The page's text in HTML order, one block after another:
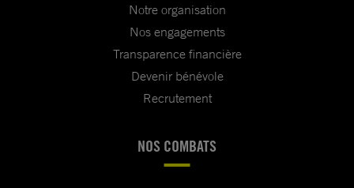
Notre organisation
Nos engagements
Transparence financière
Devenir bénévole
Recrutement
NOS COMBATS